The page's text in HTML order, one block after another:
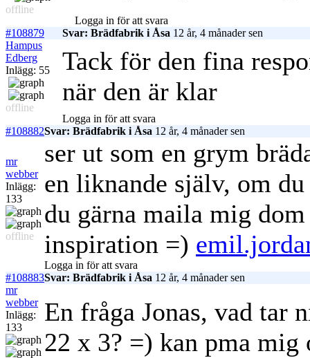
offline
Logga in för att svara
#108879
Svar: Brädfabrik i Åsa 12 år, 4 månader sen
Hampus
Edberg
Inlägg: 55
offline
Tack för den fina
när den är klar
Logga in för att svara
#108882Svar: Brädfabrik i Åsa 12 år, 4 månader sen
mr
webber
Inlägg:
133
offline
ser ut som en grym
en liknande själv, om
du gärna maila mig
inspiration =)
Logga in för att svara
#108883Svar: Brädfabrik i Åsa 12 år, 4 månader sen
mr
webber
Inlägg:
133
En fråga Jonas, vad tar
22 x 3? =) kan pma